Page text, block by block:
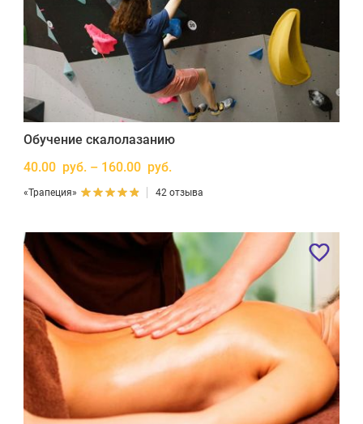
Обучение скалолазанию
40.00 руб. – 160.00 руб.
«Трапеция» 42 отзыва